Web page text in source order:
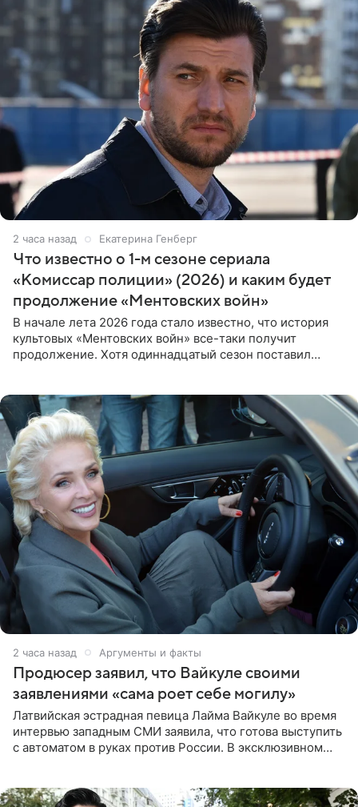
2 часа назад Екатерина Генберг
Что известно о 1-м сезоне сериала
«Комиссар полиции» (2026) и каким будет
продолжение «Ментовских войн»
В начале лета 2026 года стало известно, что история
культовых «Ментовских войн» все-таки получит
продолжение. Хотя одиннадцатый сезон поставил
2 часа назад Аргументы и факты
Продюсер заявил, что Вайкуле своими
заявлениями «сама роет себе могилу»
Латвийская эстрадная певица Лайма Вайкуле во время
интервью западным СМИ заявила, что готова выступить
с автоматом в руках против России. В эксклюзивном